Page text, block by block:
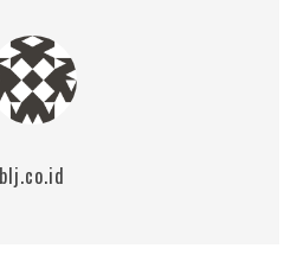
blj.co.id